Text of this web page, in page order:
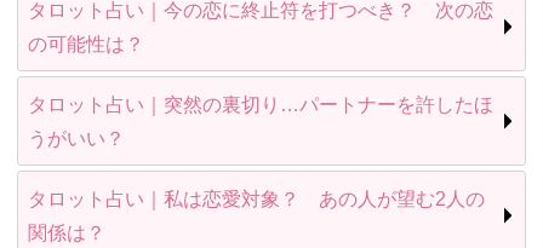
タロット占い｜今の恋に終止符を打つべき？ 次の恋
の可能性は？
タロット占い｜突然の裏切り…パートナーを許したほ
うがいい？
タロット占い｜私は恋愛対象？ あの人が望む2人の
関係は？